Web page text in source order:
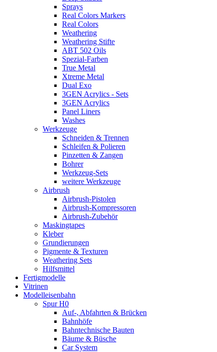
Sprays
Real Colors Markers
Real Colors
Weathering
Weathering Stifte
ABT 502 Oils
Spezial-Farben
True Metal
Xtreme Metal
Dual Exo
3GEN Acrylics - Sets
3GEN Acrylics
Panel Liners
Washes
Werkzeuge
Schneiden & Trennen
Schleifen & Polieren
Pinzetten & Zangen
Bohrer
Werkzeug-Sets
weitere Werkzeuge
Airbrush
Airbrush-Pistolen
Airbrush-Kompressoren
Airbrush-Zubehör
Maskingtapes
Kleber
Grundierungen
Pigmente & Texturen
Weathering Sets
Hilfsmittel
Fertigmodelle
Vitrinen
Modelleisenbahn
Spur H0
Auf-, Abfahrten & Brücken
Bahnhöfe
Bahntechnische Bauten
Bäume & Büsche
Car System